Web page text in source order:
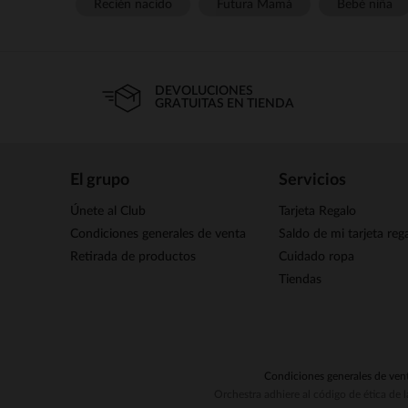
DEVOLUCIONES
GRATUITAS EN TIENDA
El grupo
Únete al Club
Condiciones generales de venta
Retirada de productos
Servicios
Tarjeta Regalo
Saldo de mi tarjeta
Cuidado ropa
Tiendas
Condiciones generales de